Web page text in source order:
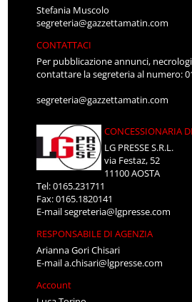
Stefania Muscolo
segreteria@gazzettamatin.com
CONTATTACI
Per pubblicazione annunci,
contattare la segreteria al numero:
segreteria@gazzettamatin.com
CONCESSIONARIA
LG PRESSE S.R.L.
via Festaz, 52
11100 AOSTA
Tel: 0165.231711
Fax: 0165.1820141
E-mailsegreteria@lgpresse.com
RESPONSABILE DI AGENZIA
Arianna Gori Chisari
E-maila.chisari@lgpresse.com
Account